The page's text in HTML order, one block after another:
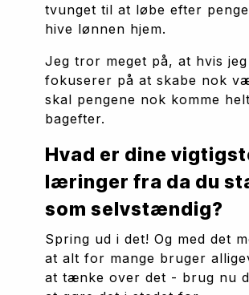
tvunget til at løbe efter
hive lønnen hjem.
Jeg tror meget på, at hvis jeg
fokuserer på at skabe nok
skal pengene nok komme
bagefter.
Hvad er dine
læringer fra da du
som selvstændig?
Spring ud i det! Og med det
at alt for mange bruger
at tænke over det - brug nu